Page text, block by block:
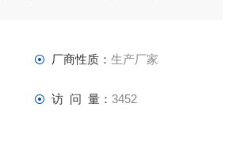
厂商性质： 生产厂家
访 问 量： 3452